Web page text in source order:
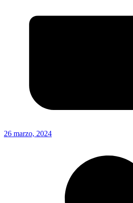
26 marzo, 2024